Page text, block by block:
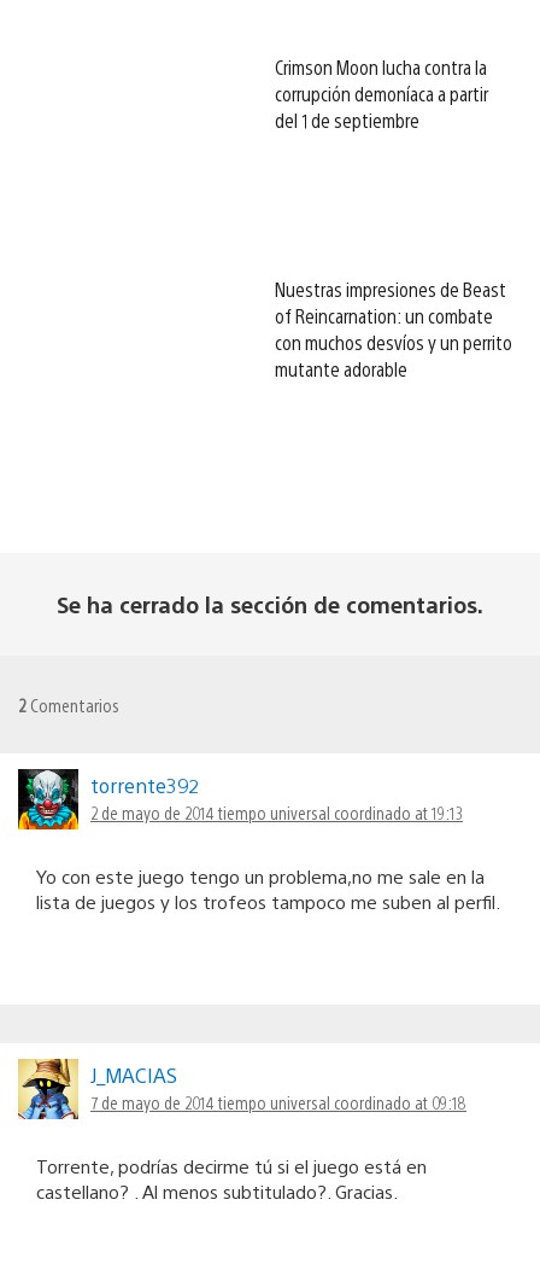
Crimson Moon lucha contra la
corrupción demoníaca a partir
del 1 de septiembre
Nuestras impresiones de Beast
of Reincarnation: un combate
con muchos desvíos y un perrito
mutante adorable
Se ha cerrado la sección de comentarios.
2 Comentarios
torrente392
2 de mayo de 2014 tiempo universal coordinado at 19:13
Yo con este juego tengo un problema,no me sale en la
lista de juegos y los trofeos tampoco me suben al perfil.
J_MACIAS
7 de mayo de 2014 tiempo universal coordinado at 09:18
Torrente, podrías decirme tú si el juego está en
castellano? . Al menos subtitulado?. Gracias.